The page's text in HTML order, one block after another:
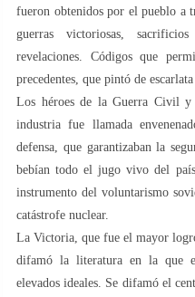
fueron obtenidos por el pueblo a
guerras victoriosas,
revelaciones. Códigos que
precedentes, que pintó de
Los héroes de la Guerra Civil
industria fue llamada
defensa, que garantizaban la
bebían todo el jugo vivo del
instrumento del voluntarismo
catástrofe nuclear.
La Victoria, que fue el mayor
difamó la literatura en la que
elevados ideales. Se difamó el